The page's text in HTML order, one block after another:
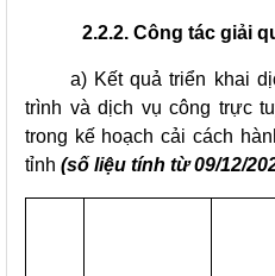
2.2.2. Công tác giải
a) Kết quả triển khai
trình và dịch vụ công trực
trong kế hoạch cải cách
tỉnh (số liệu tính từ 09/12/